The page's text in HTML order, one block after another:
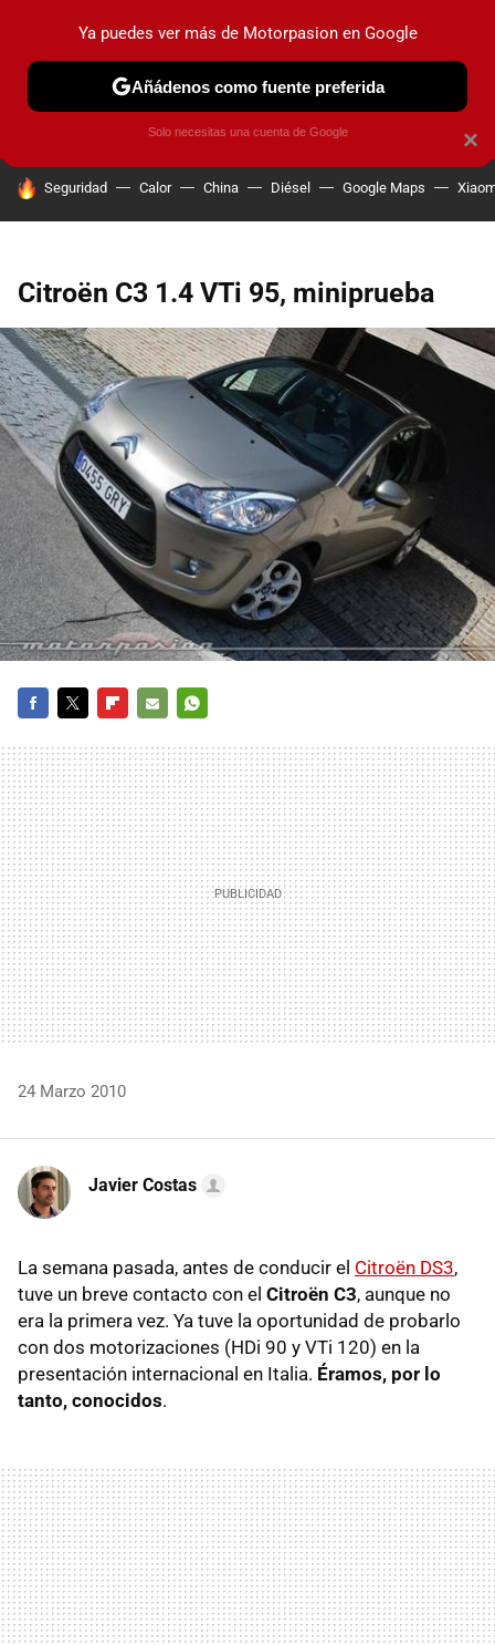
PRUEBAS COCHES ELÉCTRICOS OBSERVATORIO
HOY SE HABLA DE
Seguridad Calor China Diésel Google Maps
Citroën C3 1.4 VTi 95, miniprueba
MAIL
24 Marzo 2010
Javier Costas
La semana pasada, antes de conducir el Citroën DS3,
tuve un breve contacto con el Citroën C3, aunque no
era la primera vez. Ya tuve la oportunidad de probarlo
con dos motorizaciones (HDi 90 y VTi 120) en la
presentación internacional en Italia. Éramos, por lo
tanto, conocidos.
×
Ya puedes ver más de Motorpasion en Google
Añádenos como fuente preferida
Solo necesitas una cuenta de Google